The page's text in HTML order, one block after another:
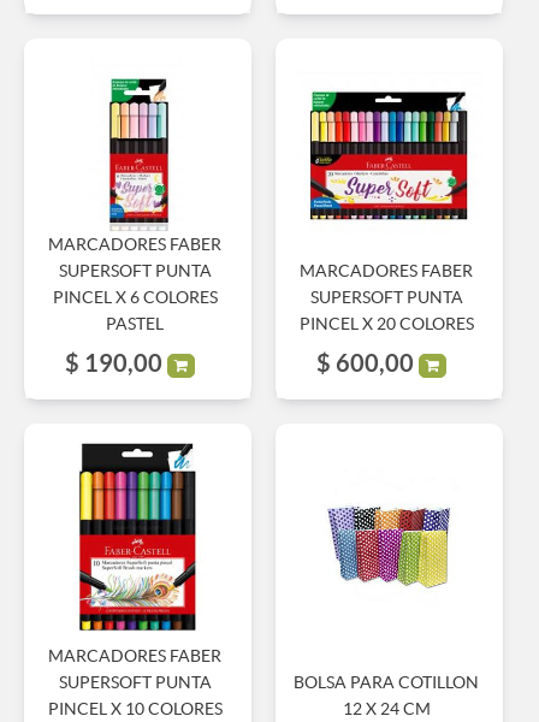
MARCADORES FABER
SUPERSOFT PUNTA
PINCEL X 6 COLORES
PASTEL
$ 190,00
MARCADORES FABER
SUPERSOFT PUNTA
PINCEL X 20 COLORES
$ 600,00
MARCADORES FABER
SUPERSOFT PUNTA
PINCEL X 10 COLORES
BOLSA PARA COTILLON
12 X 24 CM